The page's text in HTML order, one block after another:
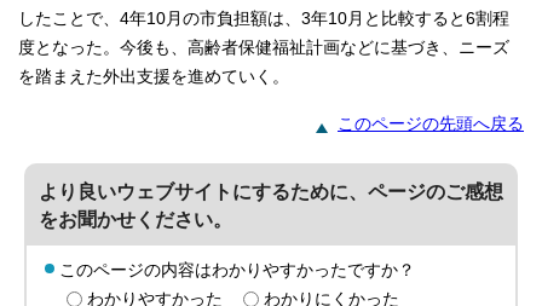
したことで、4年10月の市負担額は、3年10月と比較すると6割程
度となった。今後も、高齢者保健福祉計画などに基づき、ニーズ
を踏まえた外出支援を進めていく。
このページの先頭へ戻る
より良いウェブサイトにするために、ページのご感想
をお聞かせください。
このページの内容はわかりやすかったですか？
わかりやすかった
わかりにくかった